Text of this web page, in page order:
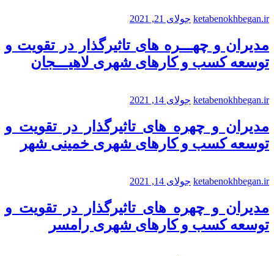
ketabenokhbegan.ir جولای 21, 2021
مدیران و چهـــره های تاثیرگذار در تقویت و
توسعه کسب و کارهای شهری لاهیـــجان
ketabenokhbegan.ir جولای 14, 2021
مدیران و چهره های تاثیرگذار در تقویت و
توسعه کسب و کارهای شهری خمینی شهر
ketabenokhbegan.ir جولای 14, 2021
مدیران و چهره های تاثیرگذار در تقویت و
توسعه کسب و کارهای شهری رامسر